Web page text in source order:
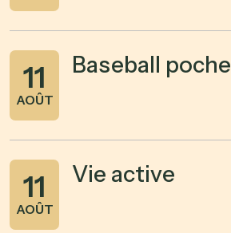
11
AOÛT
Baseball poche
11
AOÛT
Vie active